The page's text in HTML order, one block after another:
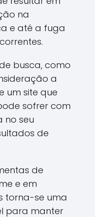
na
e até a fuga
busca, como
a
um site que
sofrer com
no seu
de
de
e em
torna-se uma
para manter